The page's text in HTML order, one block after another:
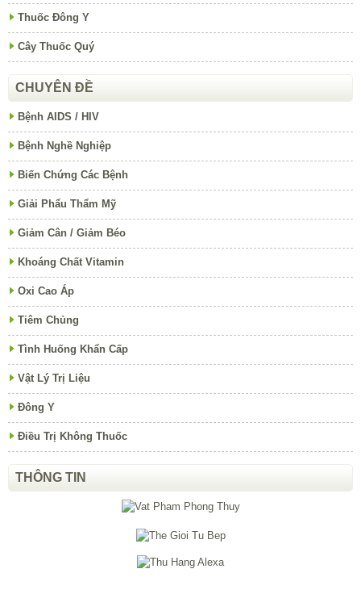
Thuốc Đông Y
Cây Thuốc Quý
CHUYÊN ĐỀ
Bệnh AIDS / HIV
Bệnh Nghề Nghiệp
Biến Chứng Các Bệnh
Giải Phẩu Thẩm Mỹ
Giảm Cân / Giảm Béo
Khoáng Chất Vitamin
Oxi Cao Áp
Tiêm Chủng
Tình Huống Khẩn Cấp
Vật Lý Trị Liệu
Đông Y
Điều Trị Không Thuốc
THÔNG TIN